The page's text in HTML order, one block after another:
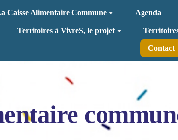
Caisse Alimentaire Commune Agenda
Territoires à VivreS, le projet
Contact